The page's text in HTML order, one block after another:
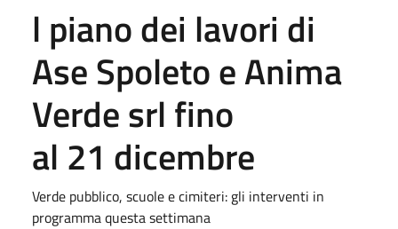
l piano dei lavori di
Ase Spoleto e Anima
Verde srl fino
al 21 dicembre
Verde pubblico, scuole e cimiteri: gli interventi in
programma questa settimana